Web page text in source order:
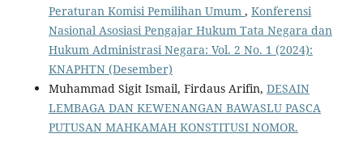
Peraturan Komisi Pemilihan Umum , Konferensi
Nasional Asosiasi Pengajar Hukum Tata Negara dan
Hukum Administrasi Negara: Vol. 2 No. 1 (2024):
KNAPHTN (Desember)
Muhammad Sigit Ismail, Firdaus Arifin, DESAIN
LEMBAGA DAN KEWENANGAN BAWASLU PASCA
PUTUSAN MAHKAMAH KONSTITUSI NOMOR.